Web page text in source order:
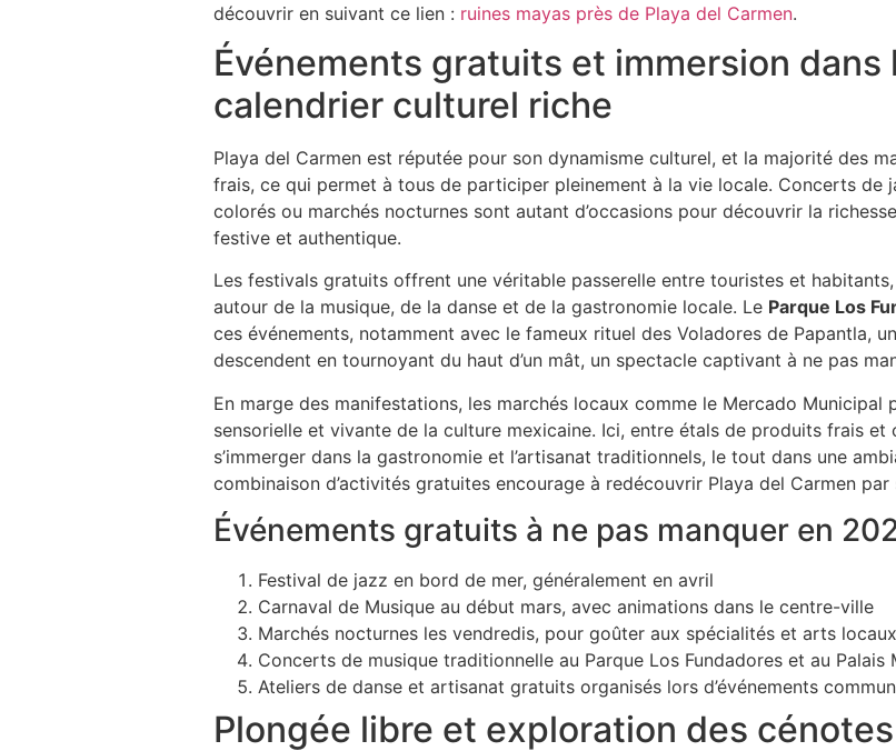
découvrir en suivant ce lien : ruines mayas près de Playa del Carmen.
Événements gratuits et immersion dans
calendrier culturel riche
Playa del Carmen est réputée pour son dynamisme culturel, et la majorité des
frais, ce qui permet à tous de participer pleinement à la vie locale. Concerts de
colorés ou marchés nocturnes sont autant d’occasions pour découvrir la
festive et authentique.
Les festivals gratuits offrent une véritable passerelle entre touristes et
autour de la musique, de la danse et de la gastronomie locale. Le Parque Los
ces événements, notamment avec le fameux rituel des Voladores de Papantla,
descendent en tournoyant du haut d’un mât, un spectacle captivant à ne pas
En marge des manifestations, les marchés locaux comme le Mercado Municipal
sensorielle et vivante de la culture mexicaine. Ici, entre étals de produits frais
s’immerger dans la gastronomie et l’artisanat traditionnels, le tout dans une
combinaison d’activités gratuites encourage à redécouvrir Playa del Carmen
Événements gratuits à ne pas manquer en
Festival de jazz en bord de mer, généralement en avril
Carnaval de Musique au début mars, avec animations dans le centre-ville
Marchés nocturnes les vendredis, pour goûter aux spécialités et arts locaux
Concerts de musique traditionnelle au Parque Los Fundadores et au Palais
Ateliers de danse et artisanat gratuits organisés lors d’événements
Plongée libre et exploration des